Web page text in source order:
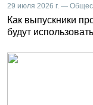
29 июля 2026 г. —
Как выпускники
будут